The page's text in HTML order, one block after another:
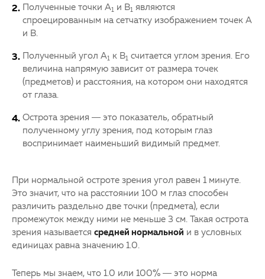
Полученные точки А1 и В1 являются
спроецированным на сетчатку изображением точек А
и В.
Полученный угол А1 к В1 считается углом зрения. Его
величина напрямую зависит от размера точек
(предметов) и расстояния, на котором они находятся
от глаза.
Острота зрения — это показатель, обратный
полученному углу зрения, под которым глаз
воспринимает наименьший видимый предмет.
При нормальной остроте зрения угол равен 1 минуте.
Это значит, что на расстоянии 100 м глаз способен
различить раздельно две точки (предмета), если
промежуток между ними не меньше 3 см. Такая острота
зрения называется средней нормальной и в условных
единицах равна значению 1.0.
Теперь мы знаем, что 1.0 или 100% — это норма